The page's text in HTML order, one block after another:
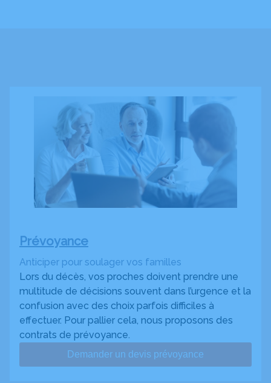
Prévoyance
Anticiper pour soulager vos familles
Lors du décès, vos proches doivent prendre une
multitude de décisions souvent dans l’urgence et la
confusion avec des choix parfois difficiles à
effectuer. Pour pallier cela, nous proposons des
contrats de prévoyance.
Demander un devis prévoyance